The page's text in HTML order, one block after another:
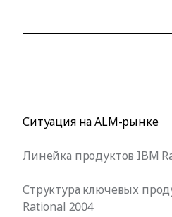
Ситуация на ALM-рынке
Линейка продуктов IBM
Структура ключевых
Rational 2004